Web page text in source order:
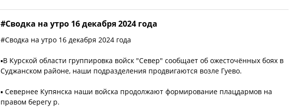
#Сводка на утро 16 декабря 2024 года
#Сводка на утро 16 декабря 2024 года
▪️В Курской области группировка войск "Север" сообщает об ожесточённых боях в
Суджанском районе, наши подразделения продвигаются возле Гуево.
▪️ Севернее Купянска наши войска продолжают формирование плацдармов на
правом берегу р.